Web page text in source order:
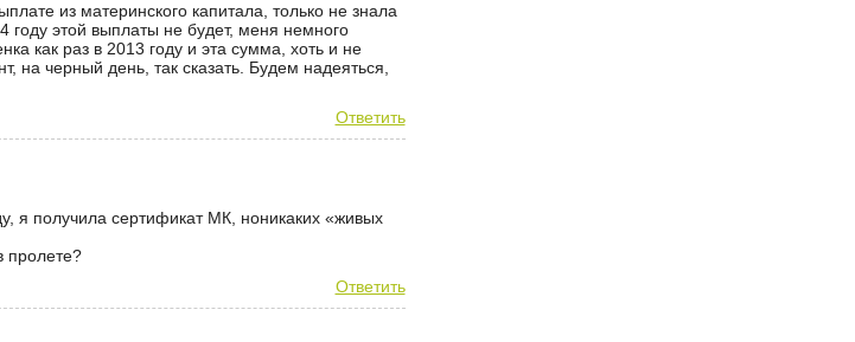
из материнского капитала, только не знала
этой выплаты не будет, меня немного
как раз в 2013 году и эта сумма, хоть и не
черный день, так сказать. Будем надеяться,
Ответить
я получила сертификат МК, ноникаких «живых
пролете?
Ответить